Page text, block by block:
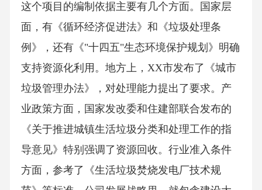
这个项目的编制依据主要有几个方面。国家层
面，有《循环经济促进法》和《垃圾处理条
例》，还有《"十四五"生态环境保护规划》明确
支持资源化利用。地方上，XX市发布了《城市
垃圾管理办法》，对处理能力提出了要求。产
业政策方面，国家发改委和住建部联合发布的
《关于推进城镇生活垃圾分类和处理工作的指
导意见》特别强调了资源回收。行业准入条件
方面，参考了《生活垃圾焚烧发电厂技术规